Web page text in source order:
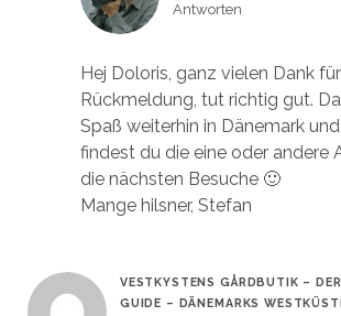
Antworten
Hej Doloris, ganz vielen Dank
Rückmeldung, tut richtig gut.
Spaß weiterhin in Dänemark
findest du die eine oder andere
die nächsten Besuche 🙂
Mange hilsner, Stefan
VESTKYSTENS GÅRDBUTIK –
GUIDE – DÄNEMARKS